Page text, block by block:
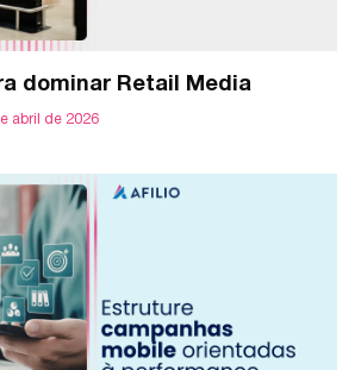
dominar Retail Media
abril de 2026